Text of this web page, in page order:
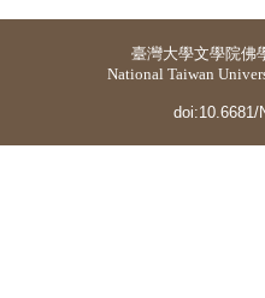
臺灣大學文學院佛
National Taiwan
doi:10.6681/